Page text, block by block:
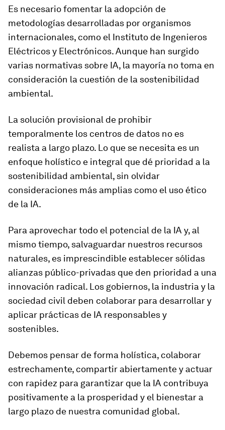
Es necesario fomentar la adopción de
metodologías desarrolladas por organismos
internacionales, como el Instituto de Ingenieros
Eléctricos y Electrónicos. Aunque han surgido
varias normativas sobre IA, la mayoría no toma en
consideración la cuestión de la sostenibilidad
ambiental.
La solución provisional de prohibir
temporalmente los centros de datos no es
realista a largo plazo. Lo que se necesita es un
enfoque holístico e integral que dé prioridad a la
sostenibilidad ambiental, sin olvidar
consideraciones más amplias como el uso ético
de la IA.
Para aprovechar todo el potencial de la IA y, al
mismo tiempo, salvaguardar nuestros recursos
naturales, es imprescindible establecer sólidas
alianzas público-privadas que den prioridad a una
innovación radical. Los gobiernos, la industria y la
sociedad civil deben colaborar para desarrollar y
aplicar prácticas de IA responsables y
sostenibles.
Debemos pensar de forma holística, colaborar
estrechamente, compartir abiertamente y actuar
con rapidez para garantizar que la IA contribuya
positivamente a la prosperidad y el bienestar a
largo plazo de nuestra comunidad global.